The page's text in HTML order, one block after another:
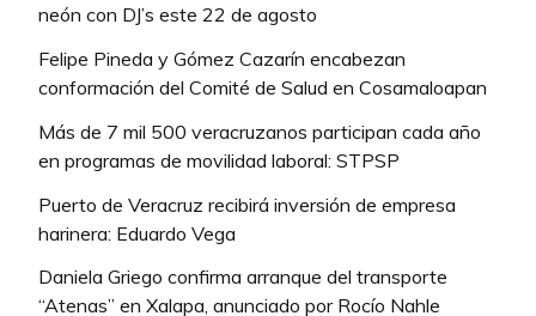
neón con DJ’s este 22 de agosto
Felipe Pineda y Gómez Cazarín encabezan
conformación del Comité de Salud en Cosamaloapan
Más de 7 mil 500 veracruzanos participan cada año
en programas de movilidad laboral: STPSP
Puerto de Veracruz recibirá inversión de empresa
harinera: Eduardo Vega
Daniela Griego confirma arranque del transporte
“Atenas” en Xalapa, anunciado por Rocío Nahle